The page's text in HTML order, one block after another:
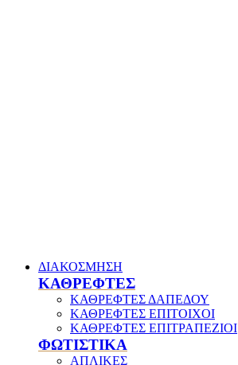
ΔΙΑΚΟΣΜΗΣΗ
ΚΑΘΡΕΦΤΕΣ
ΚΑΘΡΕΦΤΕΣ ΔΑΠΕΔΟΥ
ΚΑΘΡΕΦΤΕΣ ΕΠΙΤΟΙΧΟΙ
ΚΑΘΡΕΦΤΕΣ ΕΠΙΤΡΑΠΕΖΙΟΙ
ΦΩΤΙΣΤΙΚΑ
ΑΠΛΙΚΕΣ